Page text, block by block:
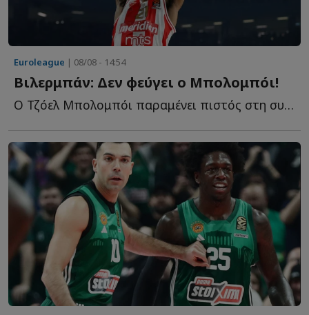
Euroleague | 08/08 - 14:54
Βιλερμπάν: Δεν φεύγει ο Μπολομπόι!
Ο Τζόελ Μπολομπόι παραμένει πιστός στη συμφωνία του μ...